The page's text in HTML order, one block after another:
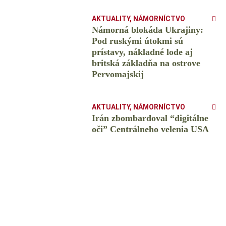
AKTUALITY, NÁMORNÍCTVO
Námorná blokáda Ukrajiny:
Pod ruskými útokmi sú
prístavy, nákladné lode aj
britská základňa na ostrove
Pervomajskij
AKTUALITY, NÁMORNÍCTVO
Irán zbombardoval “digitálne
oči” Centrálneho velenia USA